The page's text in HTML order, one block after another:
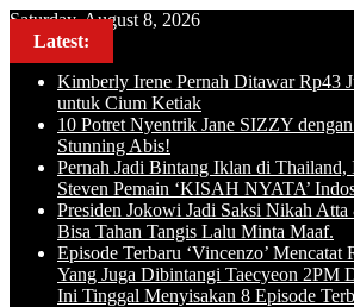
Skip
content
Saturday, August 8, 2026
Latest:
Kimberly Irene Pernah Ditawar Rp43
untuk Cium Ketiak
10 Potret Nyentrik Jane SIZZY
Stunning Abis!
Pernah Jadi Bintang Iklan di Thailand,
Steven Pemain ‘KISAH NYATA’
Presiden Jokowi Jadi Saksi Nikah
Bisa Tahan Tangis Lalu Minta Maaf.
Episode Terbaru ‘Vincenzo’ Mencatat
Yang Juga Dibintangi Taecyeon 2PM
Ini Tinggal Menyisakan 8 Episode